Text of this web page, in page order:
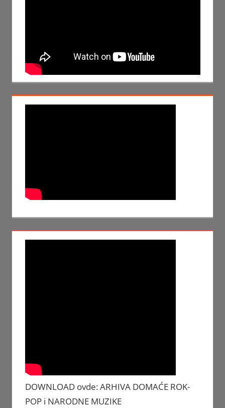
DOWNLOAD ovde: ARHIVA DOMAĆE ROK-
POP i NARODNE MUZIKE